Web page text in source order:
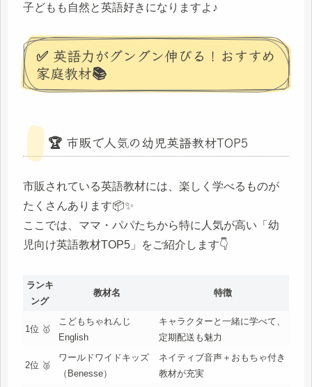
子どもも自然と英語好きになりますよ♪
✅ 英語力がグングン伸びる！おすすめ
家庭教材📚
🏆 市販で人気の幼児英語教材TOP5
市販されている英語教材には、楽しく学べるものが
たくさんあります📦✨
ここでは、ママ・パパたちから特に人気が高い「幼
児向け英語教材TOP5」をご紹介します👇
ランキ
ング
教材名 特徴
1位 🥇
こどもちゃれんじ
English
キャラクターと一緒に学べて、
定期配送も魅力
2位 🥈
ワールドワイドキッズ
（Benesse）
ネイティブ音声＋おもちゃ付き
教材が充実